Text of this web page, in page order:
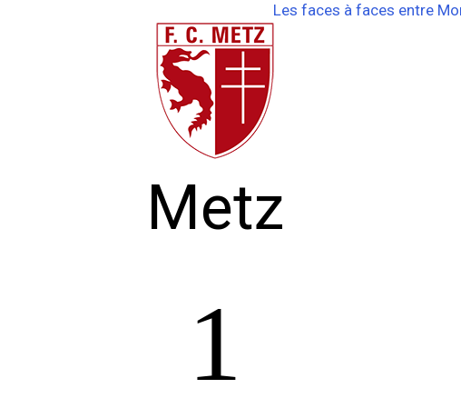
Les faces à faces entre
Metz
1